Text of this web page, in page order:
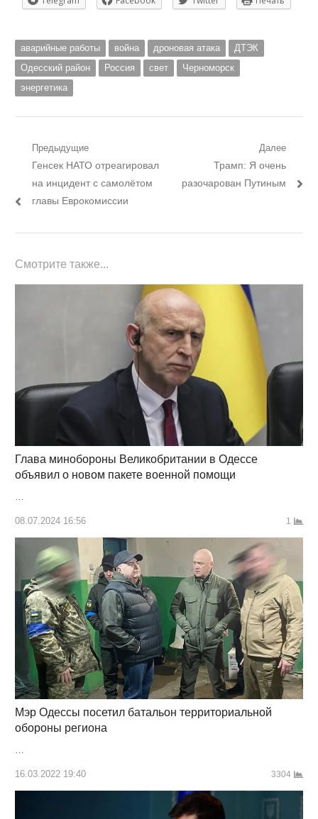
аварийные работы война дроновая атака
ДТЭК
Одесский район
Россия свет
Черноморск
энергетика
Навигация
записям
Предыдущие
Предыдущий
пост:
Генсек НАТО отреагировал
на инцидент с самолётом
главы Еврокомиссии
Далее
Следующий
пост:
Трамп: Я очень
разочарован Путиным
Смотрите также...
Глава минобороны Великобритании в Одессе
объявил о новом пакете военной помощи
…
08.07.2024 16:56 1
Мэр Одессы посетил батальон территориальной
обороны региона
…
16.03.2022 19:40 3304